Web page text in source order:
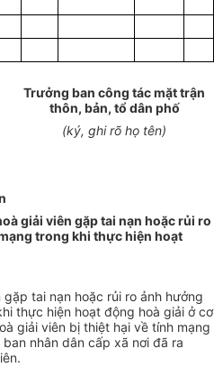
Trưởng ban công tác mặt trận
thôn, bản, tổ dân phố
(ký, ghi rõ họ tên)
giải viên gặp tai nạn hoặc rủi ro
trong khi thực hiện hoạt
tai nạn hoặc rủi ro ảnh hưởng
thực hiện hoạt động hoà giải ở cơ
giải viên bị thiệt hại về tính mạng
nhân dân cấp xã nơi đã ra